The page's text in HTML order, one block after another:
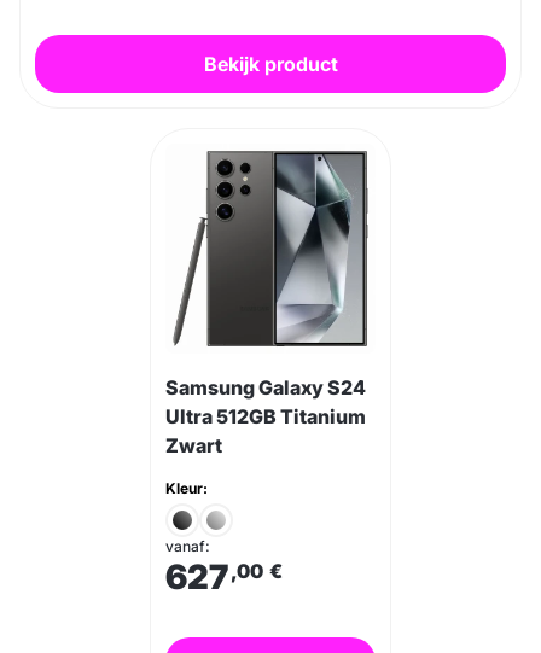
Bekijk product
Samsung Galaxy S24
Ultra 512GB Titanium
Zwart
Kleur:
vanaf:
627,00 €